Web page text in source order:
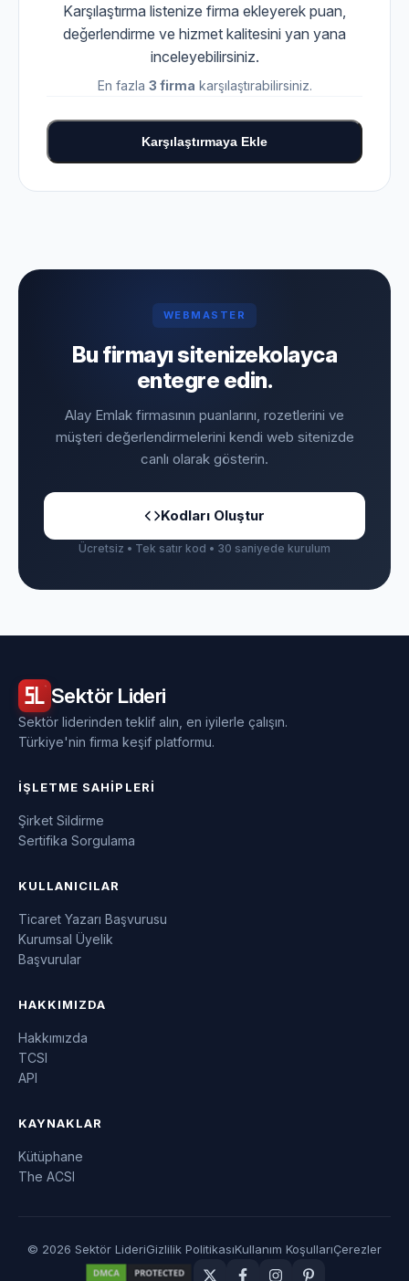
Karşılaştırma listenize firma ekleyerek puan,
değerlendirme ve hizmet kalitesini yan yana
inceleyebilirsiniz.
En fazla 3 firma karşılaştırabilirsiniz.
Karşılaştırmaya Ekle
WEBMASTER
Bu firmayı sitenizekolayca
entegre edin.
Alay Emlak firmasının puanlarını, rozetlerini ve
müşteri değerlendirmelerini kendi web sitenizde
canlı olarak gösterin.
Kodları Oluştur
Ücretsiz • Tek satır kod • 30 saniyede kurulum
Sektör Lideri
Sektör liderinden teklif alın, en iyilerle çalışın.
Türkiye'nin firma keşif platformu.
İŞLETME SAHIPLERI
Şirket Sildirme
Sertifika Sorgulama
KULLANICILAR
Ticaret Yazarı Başvurusu
Kurumsal Üyelik
Başvurular
HAKKIMIZDA
Hakkımızda
TCSI
API
KAYNAKLAR
Kütüphane
The ACSI
© 2026 Sektör LideriGizlilik PolitikasıKullanım KoşullarıÇerezler